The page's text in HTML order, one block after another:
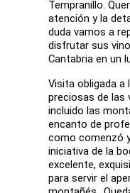
Tempranillo.
atención y la
duda vamos a
disfrutar sus
Cantabria en un
Visita obligada a
preciosas de las
incluido las
encanto de
como comenzó
iniciativa de la
excelente,
para servir el